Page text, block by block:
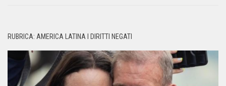
RUBRICA: AMERICA LATINA I DIRITTI NEGATI